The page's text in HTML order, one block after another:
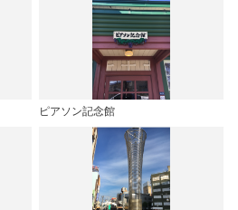
ピアソン記念館